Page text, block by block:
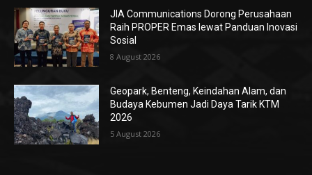
JIA Communications Dorong Perusahaan
Raih PROPER Emas lewat Panduan Inovasi
Sosial
8 August 2026
Geopark, Benteng, Keindahan Alam, dan
Budaya Kebumen Jadi Daya Tarik KTM
2026
5 August 2026